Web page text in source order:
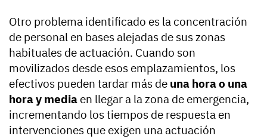
Otro problema identificado es la concentración
de personal en bases alejadas de sus zonas
habituales de actuación. Cuando son
movilizados desde esos emplazamientos, los
efectivos pueden tardar más de una hora o una
hora y media en llegar a la zona de emergencia,
incrementando los tiempos de respuesta en
intervenciones que exigen una actuación